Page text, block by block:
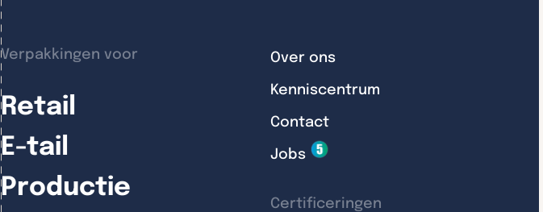
Verpakkingen voor
Retail
E-tail
Productie
Over ons
Kenniscentrum
Contact
Jobs
Certificeringen